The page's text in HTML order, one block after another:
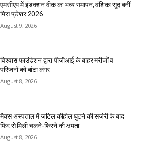
एमसीएम में इंडक्शन वीक का भव्य समापन, वंशिका सूद बनीं
मिस फ्रेशर 2026
August 9, 2026
विश्वास फाउंडेशन द्वारा पीजीआई के बाहर मरीजों व
परिजनों को बांटा लंगर
August 8, 2026
मैक्स अस्पताल में जटिल कीहोल घुटने की सर्जरी के बाद
फिर से मिली चलने-फिरने की क्षमता
August 8, 2026